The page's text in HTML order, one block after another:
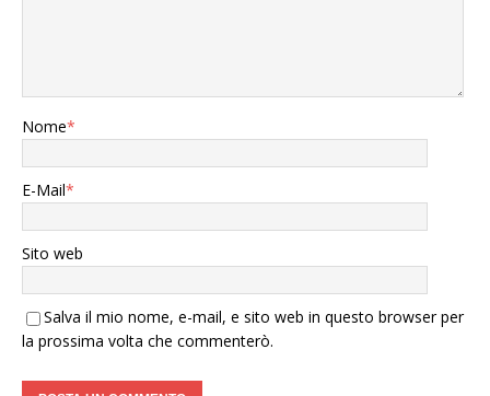
Nome*
E-Mail*
Sito web
Salva il mio nome, e-mail, e sito web in questo browser per
la prossima volta che commenterò.